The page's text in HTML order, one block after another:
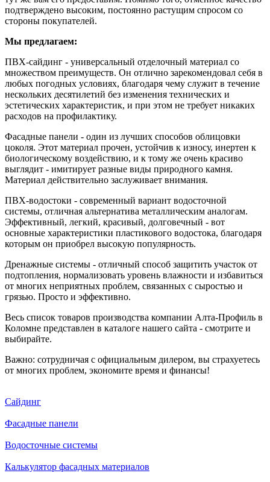
подтверждено высоким, постоянно растущим спросом со
стороны покупателей.
Мы предлагаем:
ПВХ-сайдинг - универсальный отделочный материал со
множеством преимуществ. Он отлично зарекомендовал себя в
любых погодных условиях, благодаря чему служит в течение
нескольких десятилетий без изменения технических и
эстетических характеристик, и при этом не требует никаких
расходов на профилактику.
Фасадные панели - один из лучших способов облицовки
цоколя. Этот материал прочен, устойчив к износу, инертен к
биологическому воздействию, и к тому же очень красиво
выглядит - имитирует разные виды природного камня.
Материал действительно заслуживает внимания.
ПВХ-водостоки - современный вариант водосточной
системы, отличная альтернатива металлическим аналогам.
Эффективный, легкий, красивый, долговечный - вот
основные характеристики пластикового водостока, благодаря
которым он приобрел высокую популярность.
Дренажные системы - отличный способ защитить участок от
подтопления, нормализовать уровень влажности и избавиться
от многих неприятных проблем, связанных с сыростью и
грязью. Просто и эффективно.
Весь список товаров производства компании Алта-Профиль в
Коломне представлен в каталоге нашего сайта - смотрите и
выбирайте.
Важно: сотрудничая с официальным дилером, вы страхуетесь
от многих проблем, экономите время и финансы!
Сайдинг
Фасадные панели
Водосточные системы
Калькулятор фасадных материалов